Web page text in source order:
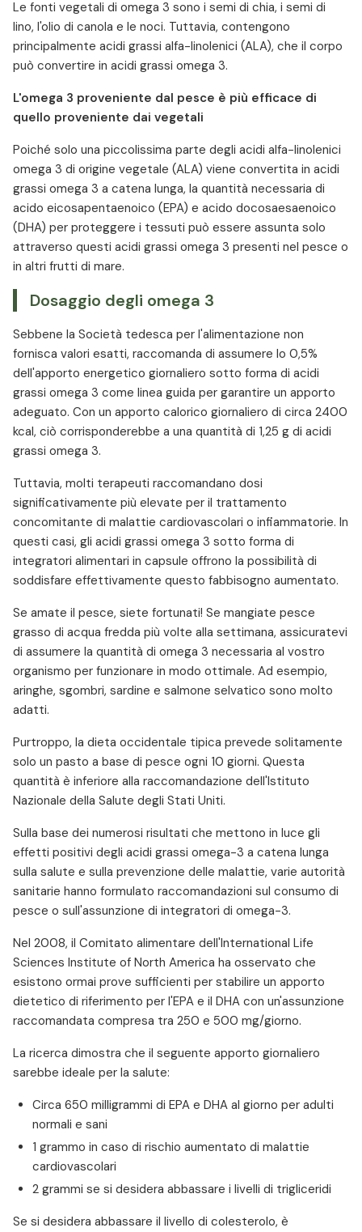
Le fonti vegetali di omega 3 sono i semi di chia, i semi di
lino, l'olio di canola e le noci. Tuttavia, contengono
principalmente acidi grassi alfa-linolenici (ALA), che il corpo
può convertire in acidi grassi omega 3.
L'omega 3 proveniente dal pesce è più efficace di
quello proveniente dai vegetali
Poiché solo una piccolissima parte degli acidi alfa-linolenici
omega 3 di origine vegetale (ALA) viene convertita in acidi
grassi omega 3 a catena lunga, la quantità necessaria di
acido eicosapentaenoico (EPA) e acido docosaesaenoico
(DHA) per proteggere i tessuti può essere assunta solo
attraverso questi acidi grassi omega 3 presenti nel pesce o
in altri frutti di mare.
Dosaggio degli omega 3
Sebbene la Società tedesca per l'alimentazione non
fornisca valori esatti, raccomanda di assumere lo 0,5%
dell'apporto energetico giornaliero sotto forma di acidi
grassi omega 3 come linea guida per garantire un apporto
adeguato. Con un apporto calorico giornaliero di circa 2400
kcal, ciò corrisponderebbe a una quantità di 1,25 g di acidi
grassi omega 3.
Tuttavia, molti terapeuti raccomandano dosi
significativamente più elevate per il trattamento
concomitante di malattie cardiovascolari o infiammatorie. In
questi casi, gli acidi grassi omega 3 sotto forma di
integratori alimentari in capsule offrono la possibilità di
soddisfare effettivamente questo fabbisogno aumentato.
Se amate il pesce, siete fortunati! Se mangiate pesce
grasso di acqua fredda più volte alla settimana, assicuratevi
di assumere la quantità di omega 3 necessaria al vostro
organismo per funzionare in modo ottimale. Ad esempio,
aringhe, sgombri, sardine e salmone selvatico sono molto
adatti.
Purtroppo, la dieta occidentale tipica prevede solitamente
solo un pasto a base di pesce ogni 10 giorni. Questa
quantità è inferiore alla raccomandazione dell'Istituto
Nazionale della Salute degli Stati Uniti.
Sulla base dei numerosi risultati che mettono in luce gli
effetti positivi degli acidi grassi omega-3 a catena lunga
sulla salute e sulla prevenzione delle malattie, varie autorità
sanitarie hanno formulato raccomandazioni sul consumo di
pesce o sull'assunzione di integratori di omega-3.
Nel 2008, il Comitato alimentare dell'International Life
Sciences Institute of North America ha osservato che
esistono ormai prove sufficienti per stabilire un apporto
dietetico di riferimento per l'EPA e il DHA con un'assunzione
raccomandata compresa tra 250 e 500 mg/giorno.
La ricerca dimostra che il seguente apporto giornaliero
sarebbe ideale per la salute:
Circa 650 milligrammi di EPA e DHA al giorno per adulti
normali e sani
1 grammo in caso di rischio aumentato di malattie
cardiovascolari
2 grammi se si desidera abbassare i livelli di trigliceridi
Se si desidera abbassare il livello di colesterolo, è